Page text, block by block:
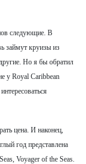
следующие. В
займут круизы из
Но я бы обратил
у Royal Caribbean
цена. И наконец,
год представлена
Voyager of the Seas.